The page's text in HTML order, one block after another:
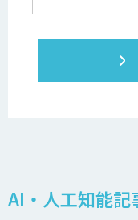
AI・人工知能記